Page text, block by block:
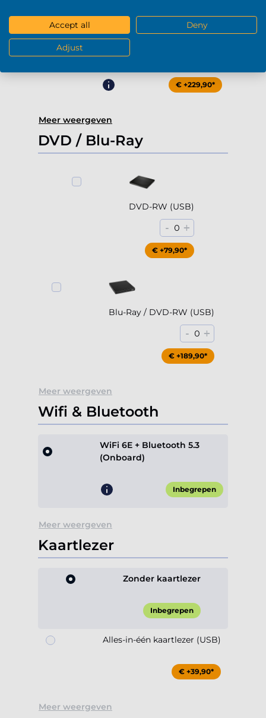
4000Gb HDD 7200rpm (3.5'')
€ +229,90*
Meer weergeven
DVD / Blu-Ray
DVD-RW (USB)
- 0 +
€ +79,90*
Blu-Ray / DVD-RW (USB)
- 0 +
€ +189,90*
Meer weergeven
Wifi & Bluetooth
WiFi 6E + Bluetooth 5.3
(Onboard)
Inbegrepen
Meer weergeven
Kaartlezer
Zonder kaartlezer
Inbegrepen
Alles-in-één kaartlezer (USB)
€ +39,90*
Meer weergeven
Accept all Deny
Adjust